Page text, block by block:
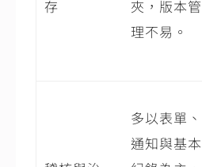
存
夾，版本管
理不易。
多以表單、
通知與基本